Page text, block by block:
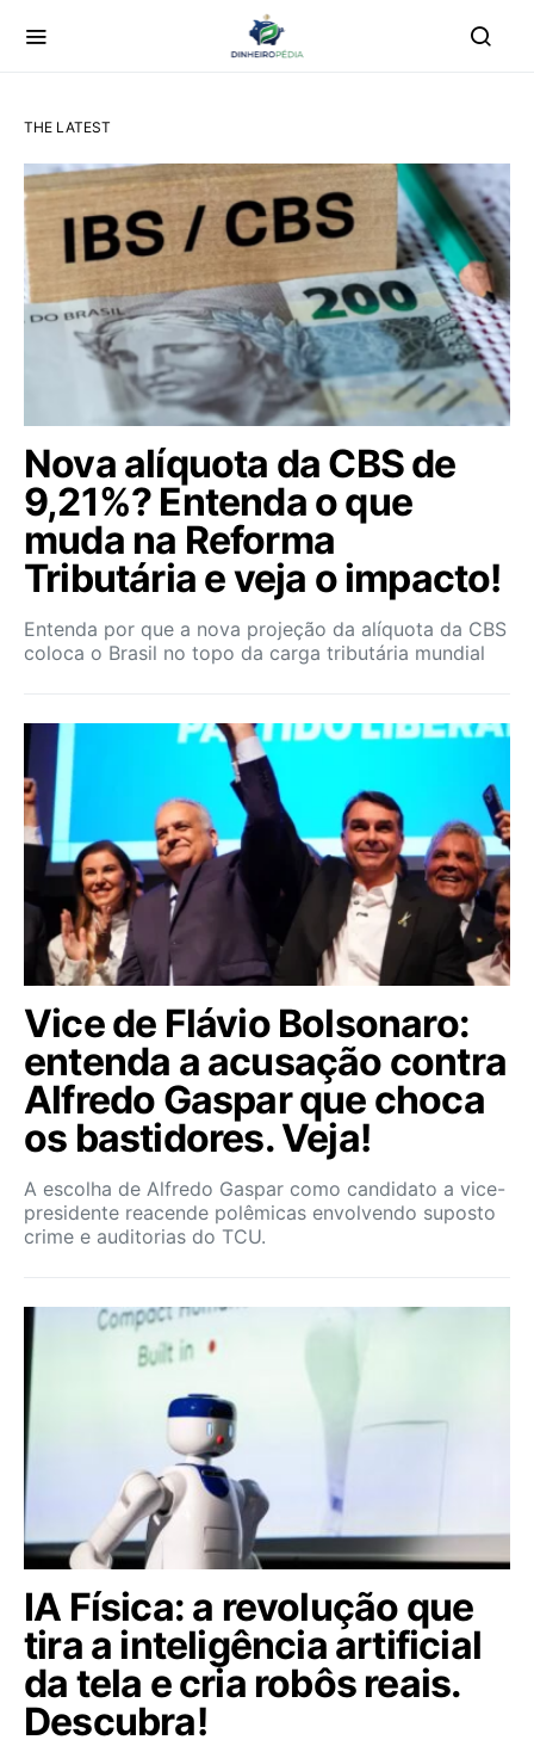
THE LATEST
Nova alíquota da CBS de
9,21%? Entenda o que
muda na Reforma
Tributária e veja o impacto!
Entenda por que a nova projeção da alíquota da CBS
coloca o Brasil no topo da carga tributária mundial
Vice de Flávio Bolsonaro:
entenda a acusação contra
Alfredo Gaspar que choca
os bastidores. Veja!
A escolha de Alfredo Gaspar como candidato a vice-
presidente reacende polêmicas envolvendo suposto
crime e auditorias do TCU.
IA Física: a revolução que
tira a inteligência artificial
da tela e cria robôs reais.
Descubra!